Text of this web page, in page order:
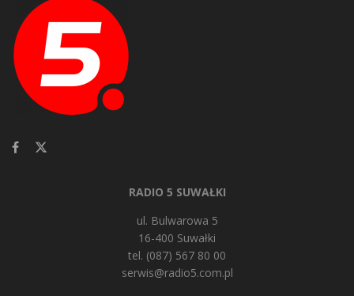
RADIO 5 SUWAŁKI
ul. Bulwarowa 5
16-400 Suwałki
tel. (087) 567 80 00
serwis@radio5.com.pl